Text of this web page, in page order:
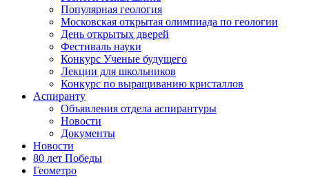
Популярная геология
Московская открытая олимпиада по геологии
День открытых дверей
Фестиваль науки
Конкурс Ученые будущего
Лекции для школьников
Конкурс по выращиванию кристаллов
Аспиранту
Объявления отдела аспирантуры
Новости
Документы
Новости
80 лет Победы
Геометро